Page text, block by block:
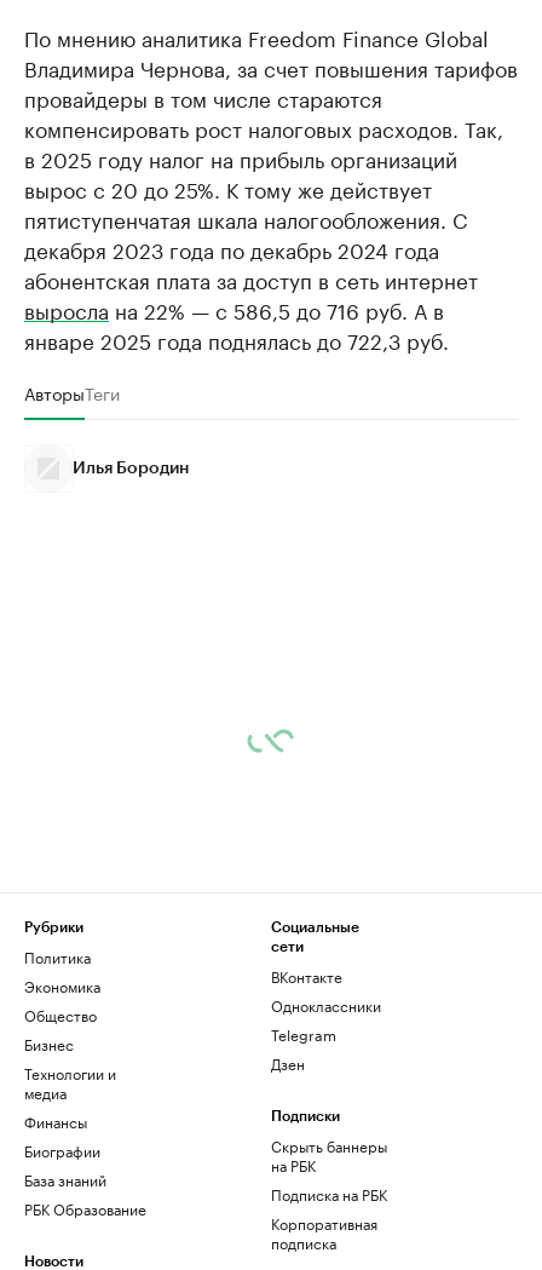
По мнению аналитика Freedom Finance Global
Владимира Чернова, за счет повышения тарифов
провайдеры в том числе стараются
компенсировать рост налоговых расходов. Так,
в 2025 году налог на прибыль организаций
вырос с 20 до 25%. К тому же действует
пятиступенчатая шкала налогообложения. С
декабря 2023 года по декабрь 2024 года
абонентская плата за доступ в сеть интернет
выросла на 22% — с 586,5 до 716 руб. А в
январе 2025 года поднялась до 722,3 руб.
АвторыТеги
Илья Бородин
Рубрики
Политика
Экономика
Общество
Бизнес
Технологии и
медиа
Финансы
Биографии
База знаний
РБК Образование
Новости
Социальные
сети
ВКонтакте
Одноклассники
Telegram
Дзен
Подписки
Скрыть баннеры
на РБК
Подписка на РБК
Корпоративная
подписка